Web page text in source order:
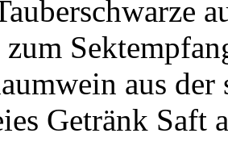
aus
Getränk Saft